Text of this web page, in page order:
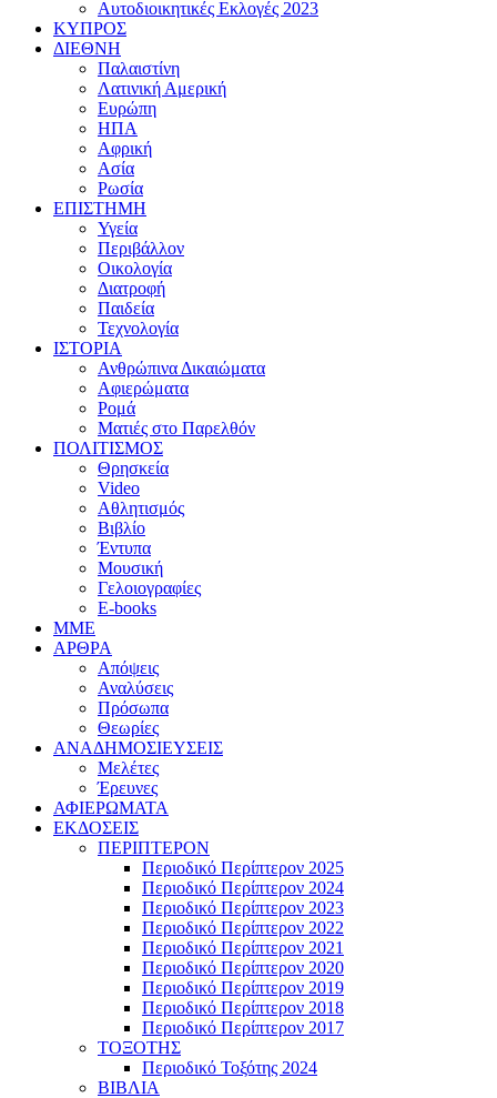
Αυτοδιοικητικές Εκλογές 2023
ΚΥΠΡΟΣ
ΔΙΕΘΝΗ
Παλαιστίνη
Λατινική Αμερική
Ευρώπη
ΗΠΑ
Αφρική
Ασία
Ρωσία
ΕΠΙΣΤΗΜΗ
Υγεία
Περιβάλλον
Οικολογία
Διατροφή
Παιδεία
Τεχνολογία
ΙΣΤΟΡΙΑ
Ανθρώπινα Δικαιώματα
Αφιερώματα
Ρομά
Ματιές στο Παρελθόν
ΠΟΛΙΤΙΣΜΟΣ
Θρησκεία
Video
Αθλητισμός
Βιβλίο
Έντυπα
Μουσική
Γελοιογραφίες
E-books
MME
ΑΡΘΡΑ
Απόψεις
Αναλύσεις
Πρόσωπα
Θεωρίες
ΑΝΑΔΗΜΟΣΙΕΥΣΕΙΣ
Μελέτες
Έρευνες
ΑΦΙΕΡΩΜΑΤΑ
ΕΚΔΟΣΕΙΣ
ΠΕΡΙΠΤΕΡΟΝ
Περιοδικό Περίπτερον 2025
Περιοδικό Περίπτερον 2024
Περιοδικό Περίπτερον 2023
Περιοδικό Περίπτερον 2022
Περιοδικό Περίπτερον 2021
Περιοδικό Περίπτερον 2020
Περιοδικό Περίπτερον 2019
Περιοδικό Περίπτερον 2018
Περιοδικό Περίπτερον 2017
ΤΟΞΟΤΗΣ
Περιοδικό Τοξότης 2024
ΒΙΒΛΙΑ